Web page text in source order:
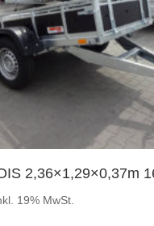
2,36×1,29×0,37m
19% MwSt.